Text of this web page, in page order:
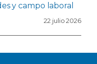
y campo laboral
22 julio 2026